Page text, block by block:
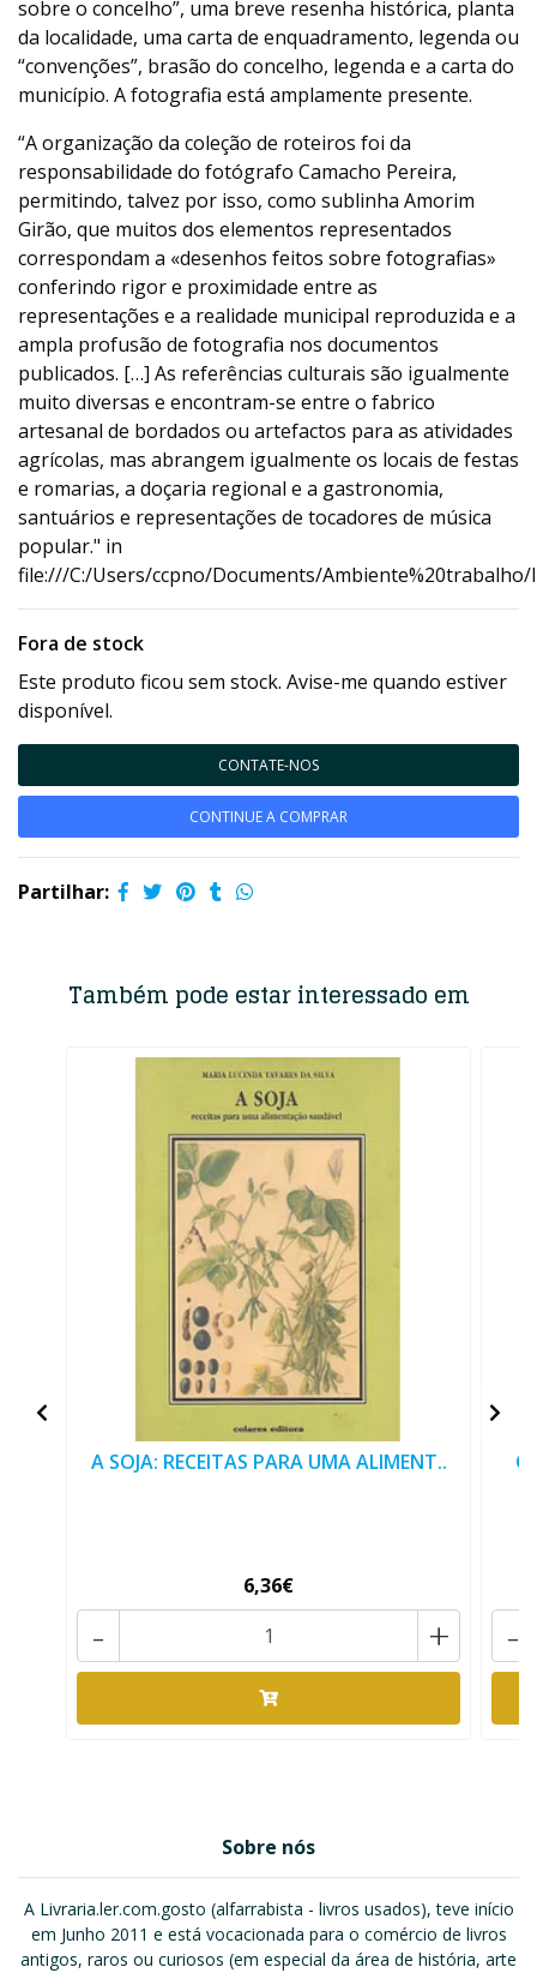
sobre o concelho”, uma breve resenha histórica, planta
da localidade, uma carta de enquadramento, legenda ou
“convenções”, brasão do concelho, legenda e a carta do
município. A fotografia está amplamente presente.
“A organização da coleção de roteiros foi da
responsabilidade do fotógrafo Camacho Pereira,
permitindo, talvez por isso, como sublinha Amorim
Girão, que muitos dos elementos representados
correspondam a «desenhos feitos sobre fotografias»
conferindo rigor e proximidade entre as
representações e a realidade municipal reproduzida e a
ampla profusão de fotografia nos documentos
publicados. […] As referências culturais são igualmente
muito diversas e encontram-se entre o fabrico
artesanal de bordados ou artefactos para as atividades
agrícolas, mas abrangem igualmente os locais de festas
e romarias, a doçaria regional e a gastronomia,
santuários e representações de tocadores de música
popular." in
file:///C:/Users/ccpno/Documents/Ambiente%20trabalho/
Fora de stock
Este produto ficou sem stock. Avise-me quando estiver
disponível.
CONTATE-NOS
CONTINUE A COMPRAR
Partilhar:
Também pode estar interessado em
A SOJA: RECEITAS PARA UMA ALIMENT..
6,36€
+
- -
Sobre nós
A Livraria.ler.com.gosto (alfarrabista - livros usados), teve início
em Junho 2011 e está vocacionada para o comércio de livros
antigos, raros ou curiosos (em especial da área de história, arte